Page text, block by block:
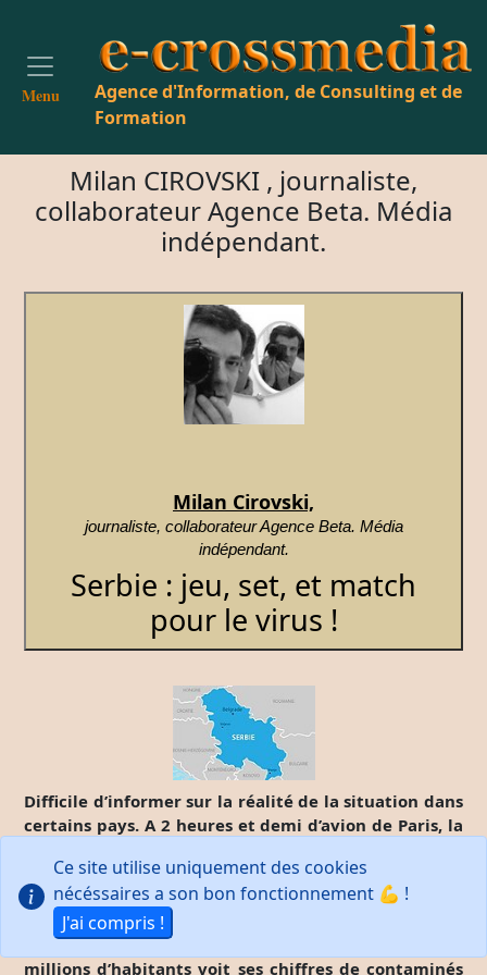
Menu
Agence d'Information, de Consulting et de
Formation
Milan CIROVSKI , journaliste,
collaborateur Agence Beta. Média
indépendant.
Milan Cirovski,
journaliste, collaborateur Agence Beta. Média
indépendant.
Serbie : jeu, set, et match
pour le virus !
Difficile d’informer sur la réalité de la situation dans
certains pays. A 2 heures et demi d’avion de Paris, la
se retrouve confinée après un tournoi de tennis
organisé par le serbe numéro 1 mondial Novak
Djokovic, et disputé sans réel protocole sanitaire.
Cette république de l’ex Yougoslavie de quelques 7
millions d’habitants voit ses chiffres de contaminés
Ce site utilise uniquement des cookies
nécéssaires a son bon fonctionnement 💪 !
J'ai compris !